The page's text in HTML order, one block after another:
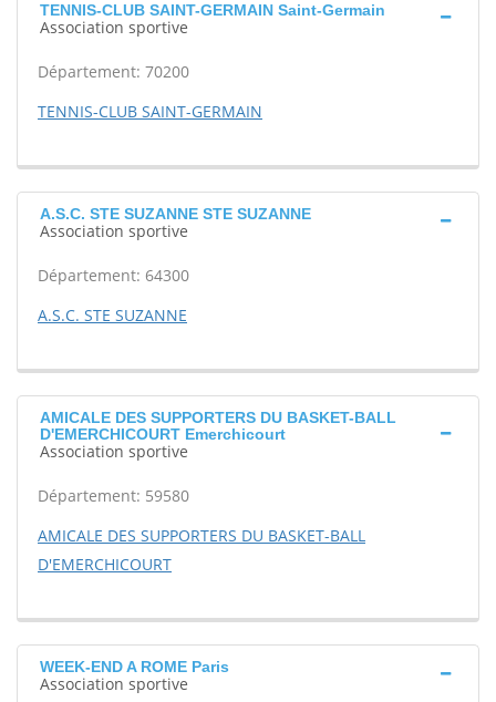
TENNIS-CLUB SAINT-GERMAIN Saint-Germain
Association sportive
Département: 70200
TENNIS-CLUB SAINT-GERMAIN
A.S.C. STE SUZANNE STE SUZANNE
Association sportive
Département: 64300
A.S.C. STE SUZANNE
AMICALE DES SUPPORTERS DU BASKET-BALL
D'EMERCHICOURT Emerchicourt
Association sportive
Département: 59580
AMICALE DES SUPPORTERS DU BASKET-BALL
D'EMERCHICOURT
WEEK-END A ROME Paris
Association sportive